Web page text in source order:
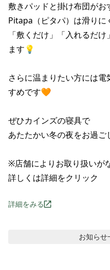
敷きパッドと掛け布団がお
Pitapa（ピタパ）は滑りに
「敷くだけ」「入れるだ
ます💡
さらに温まりたい方には
すめです🧡
ぜひカインズの寝具で
あたたかい冬の夜をお過
※店舗によりお取り扱いが
詳しくは詳細をクリック
詳細をみる
お知らせ